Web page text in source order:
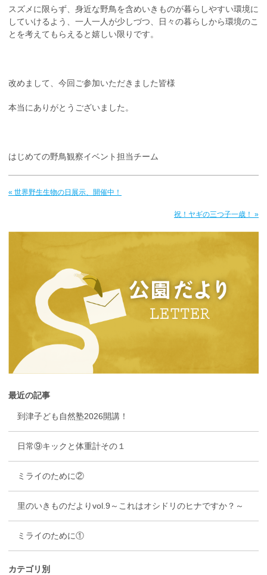
スズメに限らず、身近な野鳥を含めいきものが暮らしやすい環境に
していけるよう、一人一人が少しづつ、日々の暮らしから環境のこ
とを考えてもらえると嬉しい限りです。
改めまして、今回ご参加いただきました皆様
本当にありがとうございました。
はじめての野鳥観察イベント担当チーム
« 世界野生生物の日展示、開催中！
祝！ヤギの三つ子一歳！ »
最近の記事
到津子ども自然塾2026開講！
日常⑨キックと体重計その１
ミライのために②
里のいきものだよりvol.9～これはオシドリのヒナですか？～
ミライのために①
カテゴリ別